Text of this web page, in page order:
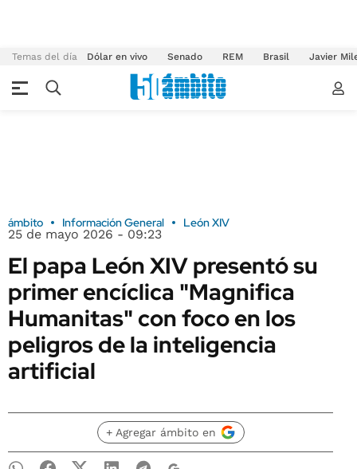
Temas del día Dólar en vivo Senado REM Brasil Javier
ámbito Información General León XIV
25 de mayo 2026 - 09:23
El papa León XIV presentó su
primer encíclica "Magnifica
Humanitas" con foco en los
peligros de la inteligencia
artificial
+ Agregar ámbito en